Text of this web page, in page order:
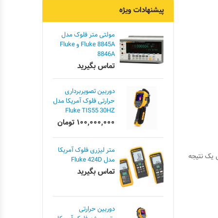
یک نتیجه
پیشنهادات ویژه
مولتی متر فلوک مدل
Fluke 8845A و Fluke
8846A
تماس بگیرید
دوربین تصویربرداری
حرارتی فلوک آمریکا مدل
Fluke TIS55 30HZ
۱۰۰,۰۰۰,۰۰۰ تومان
متر لیزری فلوک آمریکا
مدل Fluke 424D
تماس بگیرید
دوربین حرارتی